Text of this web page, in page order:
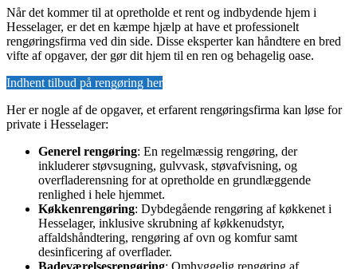
Når det kommer til at opretholde et rent og indbydende hjem i
Hesselager, er det en kæmpe hjælp at have et professionelt
rengøringsfirma ved din side. Disse eksperter kan håndtere en bred
vifte af opgaver, der gør dit hjem til en ren og behagelig oase.
Indhent tilbud på rengøring her
Her er nogle af de opgaver, et erfarent rengøringsfirma kan løse for
private i Hesselager:
Generel rengøring: En regelmæssig rengøring, der
inkluderer støvsugning, gulvvask, støvafvisning, og
overfladerensning for at opretholde en grundlæggende
renlighed i hele hjemmet.
Køkkenrengøring: Dybdegående rengøring af køkkenet i
Hesselager, inklusive skrubning af køkkenudstyr,
affaldshåndtering, rengøring af ovn og komfur samt
desinficering af overflader.
Badeværelsesrengøring: Omhyggelig rengøring af